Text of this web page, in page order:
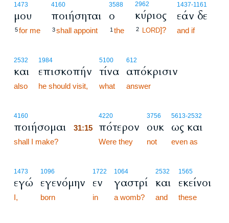
1473
μου
5for me
4160
ποιήσηται
3shall appoint
3588
ο
1 the
2962
κύριος
2 LORD]?
1437-1161
εάν δε
and if
2532
και
also
1984
επισκοπήν
he should visit,
5100
τίνα
what
612
απόκρισιν
answer
4160
ποιήσομαι
shall I make?
4220
31:15 πότερον
Were they
3756
ουκ
not
5613-2532
ως και
even as
1473
εγώ
I,
1096
εγενόμην
born
1722
εν
in
1064
γαστρί
a womb?
2532
και
and
1565
εκείνοι
these